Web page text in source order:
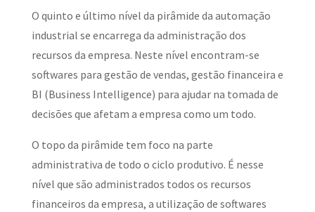
O quinto e último nível da pirâmide da automação
industrial se encarrega da administração dos
recursos da empresa. Neste nível encontram-se
softwares para gestão de vendas, gestão financeira e
BI (Business Intelligence) para ajudar na tomada de
decisões que afetam a empresa como um todo.
O topo da pirâmide tem foco na parte
administrativa de todo o ciclo produtivo. É nesse
nível que são administrados todos os recursos
financeiros da empresa, a utilização de softwares